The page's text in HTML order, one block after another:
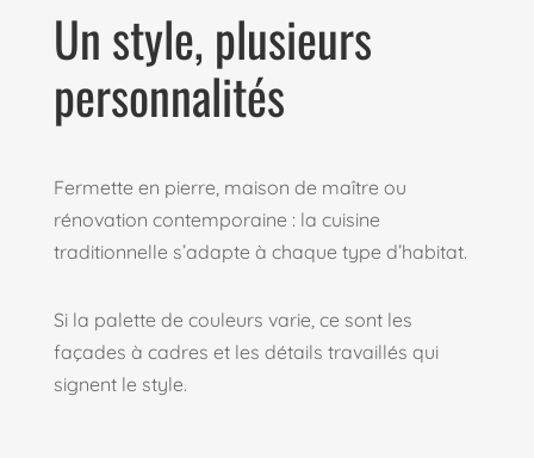
Un style, plusieurs
personnalités
Fermette en pierre, maison de maître ou
rénovation contemporaine : la cuisine
traditionnelle s’adapte à chaque type d’habitat.
Si la palette de couleurs varie, ce sont les
façades à cadres et les détails travaillés qui
signent le style.